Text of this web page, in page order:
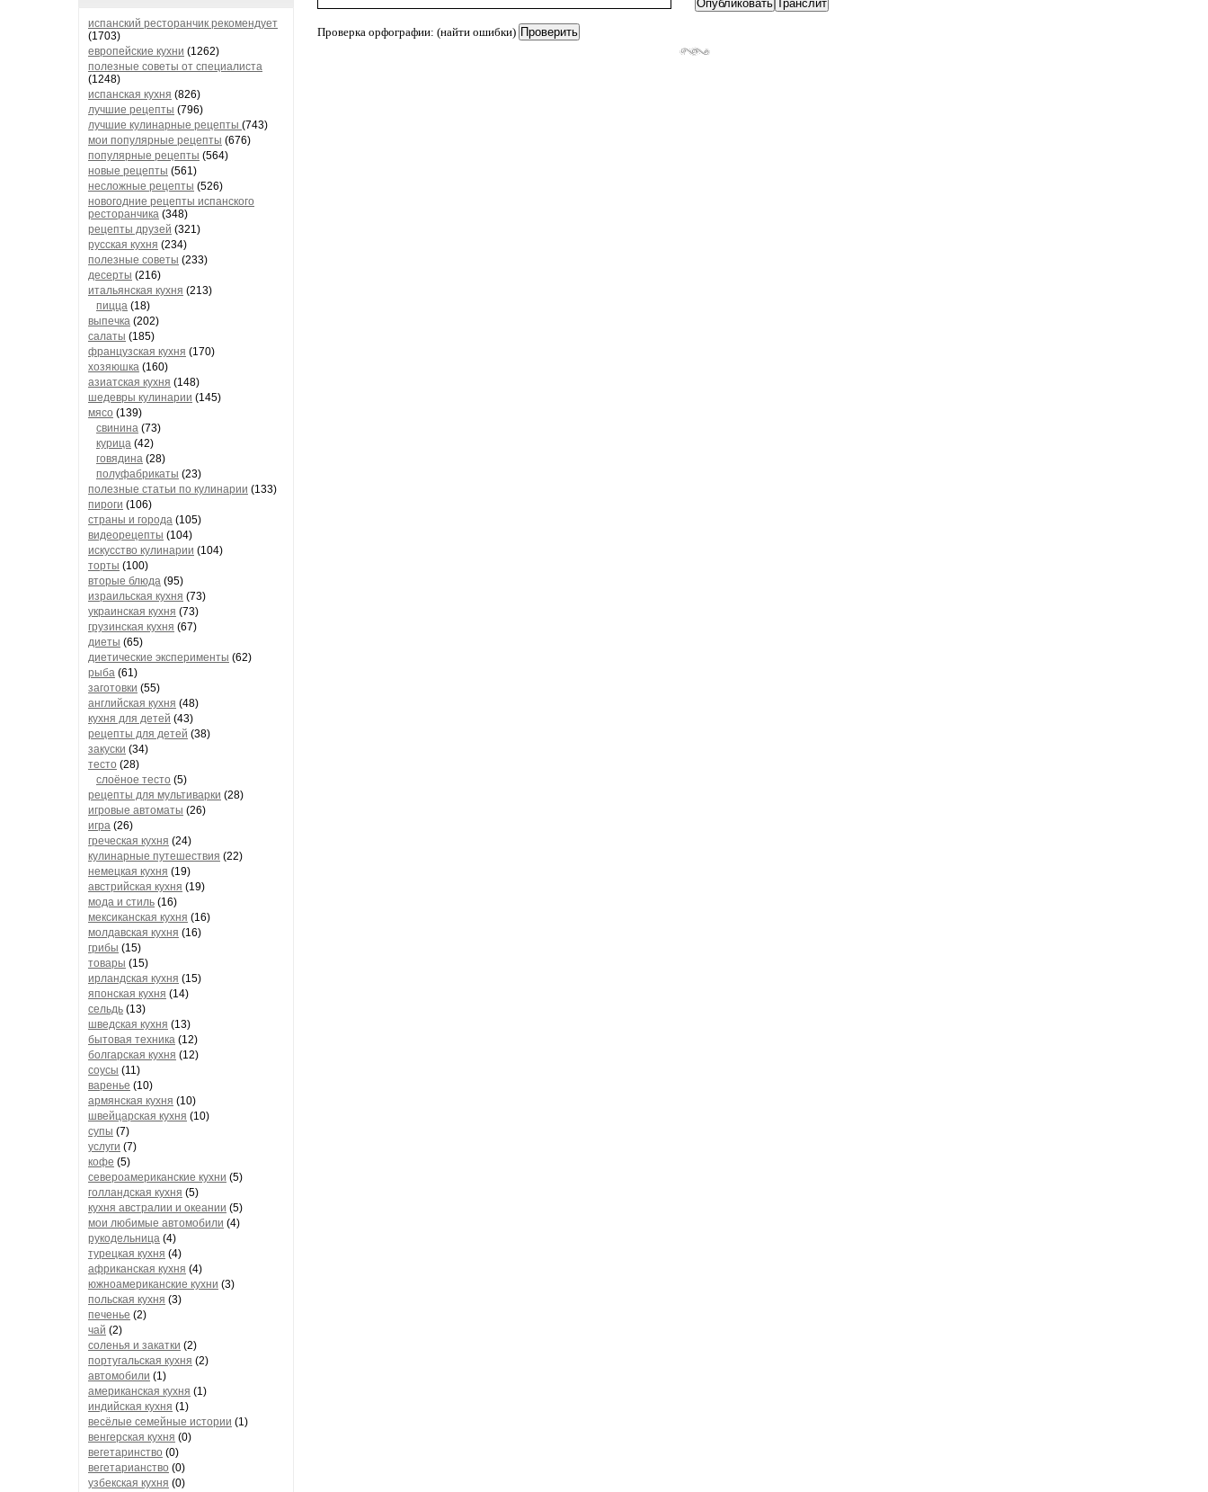
испанский ресторанчик рекомендует
(1703)
европейские кухни (1262)
полезные советы от специалиста
(1248)
испанская кухня (826)
лучшие рецепты (796)
лучшие кулинарные рецепты (743)
мои популярные рецепты (676)
популярные рецепты (564)
новые рецепты (561)
несложные рецепты (526)
новогодние рецепты испанского
ресторанчика (348)
рецепты друзей (321)
русская кухня (234)
полезные советы (233)
десерты (216)
итальянская кухня (213)
пицца (18)
выпечка (202)
салаты (185)
французская кухня (170)
хозяюшка (160)
азиатская кухня (148)
шедевры кулинарии (145)
мясо (139)
свинина (73)
курица (42)
говядина (28)
полуфабрикаты (23)
полезные статьи по кулинарии (133)
пироги (106)
страны и города (105)
видеорецепты (104)
искусство кулинарии (104)
торты (100)
вторые блюда (95)
израильская кухня (73)
украинская кухня (73)
грузинская кухня (67)
диеты (65)
диетические эксперименты (62)
рыба (61)
заготовки (55)
английская кухня (48)
кухня для детей (43)
рецепты для детей (38)
закуски (34)
тесто (28)
слоёное тесто (5)
рецепты для мультиварки (28)
игровые автоматы (26)
игра (26)
греческая кухня (24)
кулинарные путешествия (22)
немецкая кухня (19)
австрийская кухня (19)
мода и стиль (16)
мексиканская кухня (16)
молдавская кухня (16)
грибы (15)
товары (15)
ирландская кухня (15)
японская кухня (14)
сельдь (13)
шведская кухня (13)
бытовая техника (12)
болгарская кухня (12)
соусы (11)
варенье (10)
армянская кухня (10)
швейцарская кухня (10)
супы (7)
услуги (7)
кофе (5)
североамериканские кухни (5)
голландская кухня (5)
кухня австралии и океании (5)
мои любимые автомобили (4)
рукодельница (4)
турецкая кухня (4)
африканская кухня (4)
южноамериканские кухни (3)
польская кухня (3)
печенье (2)
чай (2)
соленья и закатки (2)
португальская кухня (2)
автомобили (1)
американская кухня (1)
индийская кухня (1)
весёлые семейные истории (1)
венгерская кухня (0)
вегетаринство (0)
вегетарианство (0)
узбекская кухня (0)
Проверка орфографии: (найти ошибки)